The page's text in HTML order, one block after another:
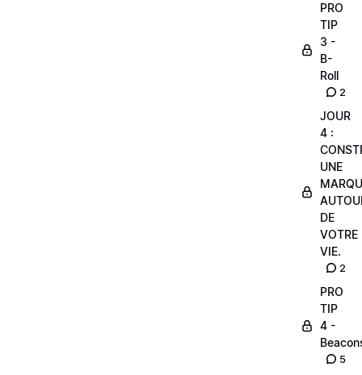
PRO
TIP
3 -
B-
Roll
2
JOUR
4 :
UNE
DE
VOTRE
VIE.
2
PRO
TIP
4 -
5